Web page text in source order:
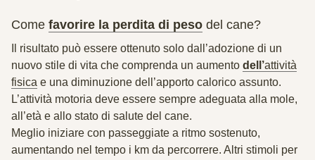
Come favorire la perdita di peso del cane?
Il risultato può essere ottenuto solo dall’adozione di un
nuovo stile di vita che comprenda un aumento dell’attività
fisica e una diminuzione dell’apporto calorico assunto.
L’attività motoria deve essere sempre adeguata alla mole,
all’età e allo stato di salute del cane.
Meglio iniziare con passeggiate a ritmo sostenuto,
aumentando nel tempo i km da percorrere. Altri stimoli per